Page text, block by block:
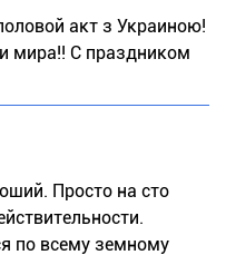
акт з Украиною!
мира!! С праздником
Просто на сто
по всему земному